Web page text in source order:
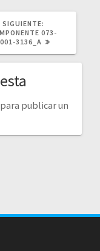
SIGUIENTE:
POST:
073-
3136_A
para publicar un